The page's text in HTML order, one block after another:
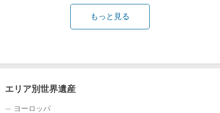
もっと見る
エリア別世界遺産
ヨーロッパ